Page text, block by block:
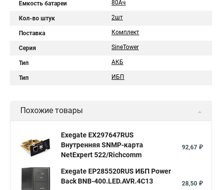
Емкость батареи 80Aч
Кол-во штук 2шт
Поставка Комплект
Серия SineTower
Тип АКБ
Тип ИБП
Похожие товары
Exegate EX297647RUS
Внутренняя SNMP-карта
NetExpert 522/Richcomm
92,67 ₽
Exegate EP285520RUS ИБП Power
Back BNB-400.LED.AVR.4C13
28,50 ₽